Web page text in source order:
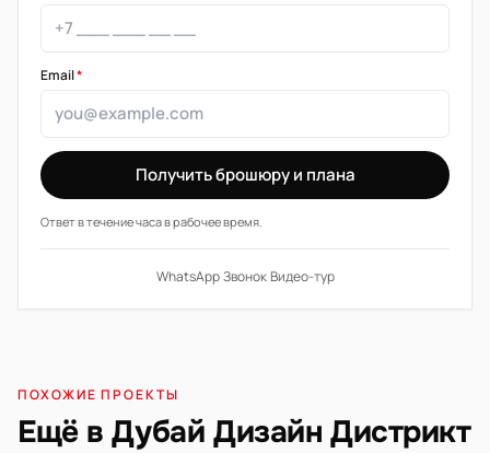
Email*
Получить брошюру и плана
Ответ в течение часа в рабочее время.
WhatsApp·Звонок·Видео-тур
ПОХОЖИЕ ПРОЕКТЫ
Ещё в Дубай Дизайн Дистрикт